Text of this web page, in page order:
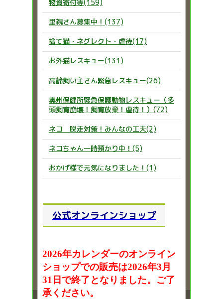
物資寄付等(159)
里親さん募集中！(137)
捨て猫・ネグレクト・虐待(17)
お外猫レスキュー(131)
高齢飼い主さん緊急レスキュー(26)
奥州保健所緊急保護動物レスキュー（多
頭飼育崩壊！飼育放棄！虐待！）(72)
ネコ 脱走対策！みんなの工夫(2)
ネコちゃん一時預かり中！(5)
おかげ様で元気になりました！(1)
公式オンラインショップ
2026年カレンダーのオンライン
ショップでの販売は2026年3月
31日で終了となりました。ご了
承ください。